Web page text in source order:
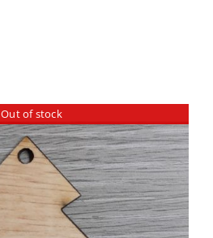
Out of stock